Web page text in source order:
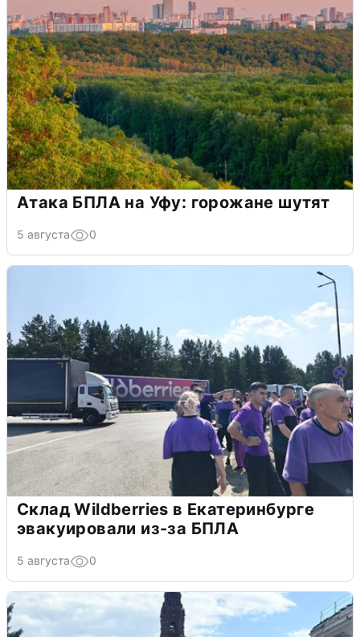
Атака БПЛА на Уфу: горожане шутят
5 августа 0
Склад Wildberries в Екатеринбурге
эвакуировали из-за БПЛА
5 августа 0